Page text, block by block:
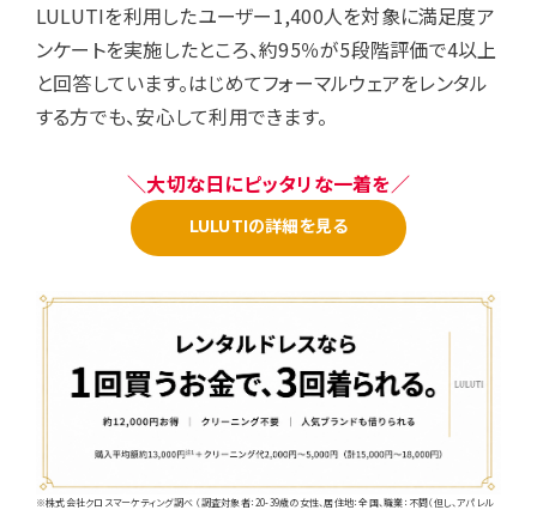
LULUTIを利用したユーザー1,400人を対象に満足度ア
ンケートを実施したところ、約95％が5段階評価で4以上
と回答しています。はじめてフォーマルウェアをレンタル
する方でも、安心して利用できます。
＼大切な日にピッタリな一着を／
LULUTIの詳細を見る
※株式会社クロスマーケティング調べ （調査対象者：20-39歳の女性、居住地：全国、職業：不問（但し、アパレル